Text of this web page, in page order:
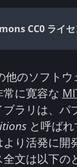
CC0 ライセ
のソフト
に寛容な
ラリは、パ
と呼ばれ
り活発に
文は以下の